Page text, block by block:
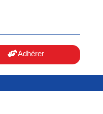
Adhérer